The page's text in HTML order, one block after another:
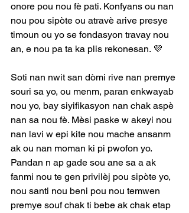
onore pou nou fè pati. Konfyans ou nan
nou pou sipòte ou atravè arive presye
timoun ou yo se fondasyon travay nou
an, e nou pa ta ka plis rekonesan. 💜
Soti nan nwit san dòmi rive nan premye
souri sa yo, ou menm, paran enkwayab
nou yo, bay siyifikasyon nan chak aspè
nan sa nou fè. Mèsi paske w akeyi nou
nan lavi w epi kite nou mache ansanm
ak ou nan moman ki pi pwofon yo.
Pandan n ap gade sou ane sa a ak
fanmi nou te gen privilèj pou sipòte yo,
nou santi nou beni pou nou temwen
premye souf chak ti bebe ak chak etap